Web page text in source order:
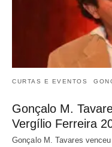
CURTAS E EVENTOS
Gonçalo M.
Vergílio Ferreira
Gonçalo M. Tavares